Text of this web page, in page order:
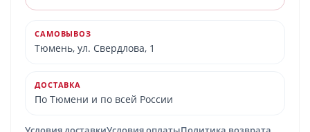
САМОВЫВОЗ
Тюмень, ул. Свердлова, 1
ДОСТАВКА
По Тюмени и по всей России